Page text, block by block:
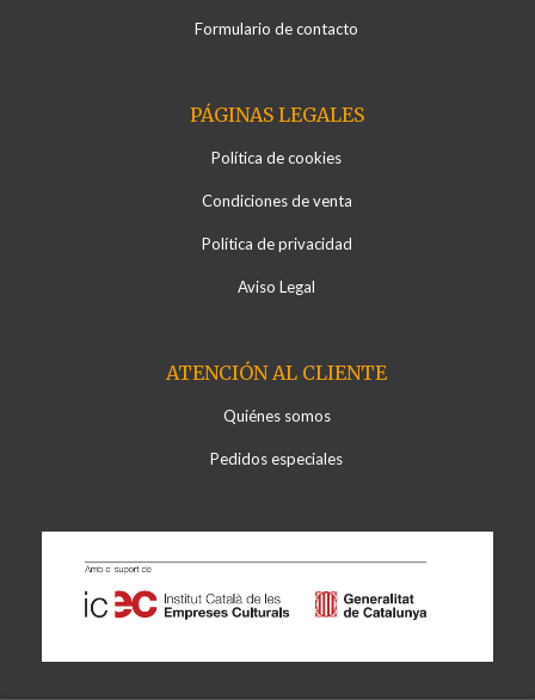
Formulario de contacto
PÁGINAS LEGALES
Política de cookies
Condiciones de venta
Política de privacidad
Aviso Legal
ATENCIÓN AL CLIENTE
Quiénes somos
Pedidos especiales